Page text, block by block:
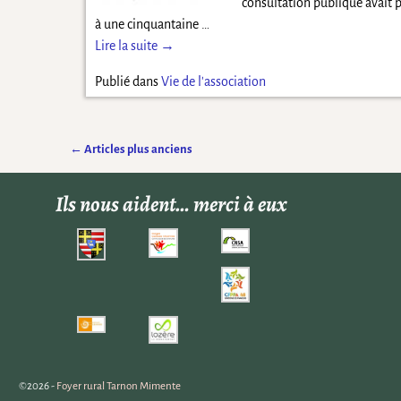
à une cinquantaine
Lire la suite →
Publié dansVie de l'association
← Articles plus anciens
Ils nous aident… merci à eux
©2026 - Foyer rural Tarnon Mimente